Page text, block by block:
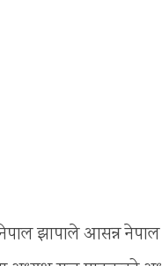
झापाले आसन्न नेपाल